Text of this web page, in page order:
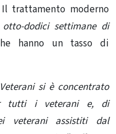
trattamento moderno
dodici settimane di
hanno un tasso di
si è concentrato
tutti i veterani e, di
veterani assistiti dal